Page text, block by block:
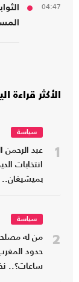
04:47
الأكثر قراءة
1
سياسة
عبد الرحمن
انتخابات
بميشيغان..
2
سياسة
من له
حدود
ساعات؟..